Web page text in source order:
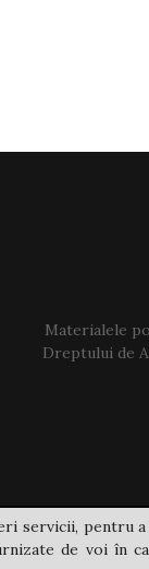
Materialele
Dreptului de
servicii, pentru
de voi în